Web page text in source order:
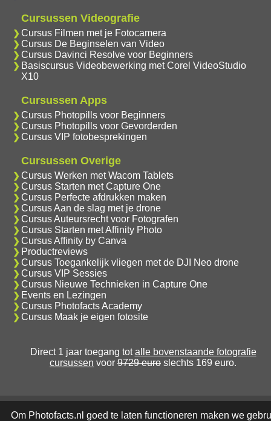
Cursussen Videografie
Cursus Filmen met je Fotocamera
Cursus De Beginselen van Video
Cursus Davinci Resolve voor Beginners
Basiscursus Videobewerking met Corel VideoStudio
X10
Cursussen Apps
Cursus Photopills voor Beginners
Cursus Photopills voor Gevorderden
Cursus VIP fotobesprekingen
Cursussen Overige
Cursus Werken met Wacom Tablets
Cursus Starten met Capture One
Cursus Perfecte afdrukken maken
Cursus Aan de slag met je drone
Cursus Auteursrecht voor Fotografen
Cursus Starten met Affinity Photo
Cursus Affinity by Canva
Productreviews
Cursus Toegankelijk vliegen met de DJI Neo drone
Cursus VIP Sessies
Cursus Nieuwe Technieken in Capture One
Events en Lezingen
Cursus Photofacts Academy
Cursus Maak je eigen fotosite
Direct 1 jaar toegang totalle bovenstaande fotografie
cursussen voor 9729 euro slechts 169 euro.
Om Photofacts.nl goed te laten functioneren maken we